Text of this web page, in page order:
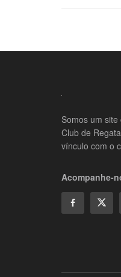
Somos um
Club de
vínculo com o
Acompanhe-